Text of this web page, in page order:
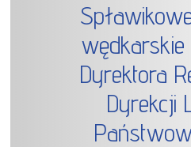
Dyrektora
Dyrekcji